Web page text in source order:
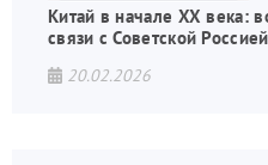
Китай в начале XX века:
связи с Советской
20.02.2026